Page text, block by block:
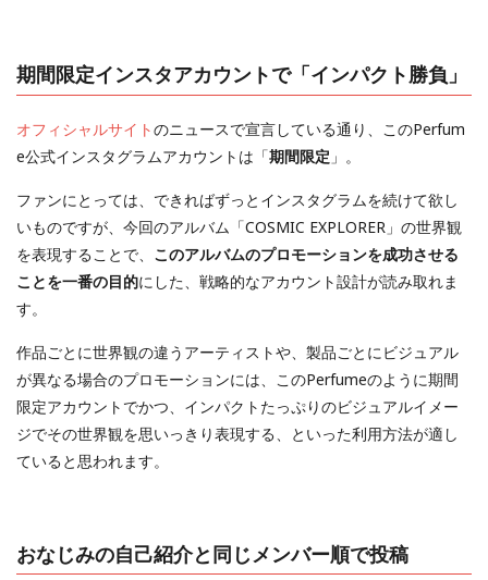
期間限定インスタアカウントで「インパクト勝負」
オフィシャルサイトのニュースで宣言している通り、このPerfum
e公式インスタグラムアカウントは「期間限定 」。
ファンにとっては、できればずっとインスタグラムを続けて欲し
いものですが、今回のアルバム「COSMIC EXPLORER」の世界観
を表現することで、 このアルバムのプロモーションを成功させる
ことを一番の目的にした、戦略的なアカウント設計が読み取れま
す。
作品ごとに世界観の違うアーティストや、製品ごとにビジュアル
が異なる場合のプロモーションには、このPerfumeのように期間
限定アカウントでかつ、インパクトたっぷりのビジュアルイメー
ジでその世界観を思いっきり表現する、といった利用方法が適し
ていると思われます。
おなじみの自己紹介と同じメンバー順で投稿